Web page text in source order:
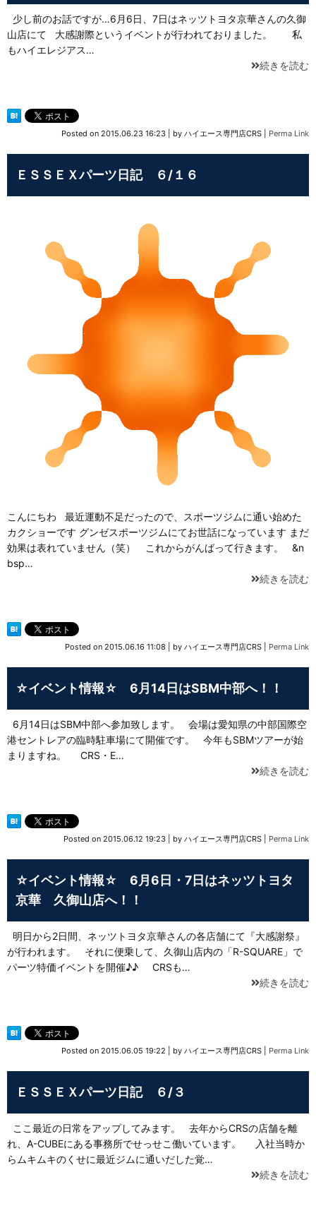
少し前のお話ですが…6月6日、7日はネッツトヨタ京華さんの久御
山店にて 大感謝際というイベントが行われておりました。 私
もハイエレジアス…
続きを読む
Posted on 2015.06.23 16:23 by ハイエース専門店CRS Perma Link
ＥＳＳＥＸパーツ日記 ６/１６
こんにちわ 最近運動不足だったので、スポーツジムに通い始めた
カクショーです グンゼスポーツジムにてお世話になっています まだ
効果は表れていません（笑） これからがんばって行きます。 &n
bsp…
続きを読む
Posted on 2015.06.16 11:08 by ハイエース専門店CRS Perma Link
☆イベント情報☆ 6月14日はSBM中部へ！！
6月14日はSBM中部へ参加致します。 会場は愛知県の中部国際空
港セントレアの臨時駐車場にて開催です。 今年もSBMツアーが始
まりますね。 CRS・E…
続きを読む
Posted on 2015.06.12 19:23 by ハイエース専門店CRS Perma Link
☆イベント情報☆ 6月6日・7日はネッツトヨタ
京華 久御山店へ！！
明日から2日間、ネッツトヨタ京華さんの各店舗にて『大感謝祭』
が行われます。 それに便乗して、久御山店内の「R-SQUARE」で
パーツ特価イベントを開催♪♪ CRSも…
続きを読む
Posted on 2015.06.05 19:22 by ハイエース専門店CRS Perma Link
ＥＳＳＥＸパーツ日記 ６/３
ここ最近の日常をアップしてみます。 去年からCRSの店舗を離
れ、A-CUBEにある事務所でせっせこ働いています。 入社当時か
らムキムキのくせに最近ジムに通いだした覚…
続きを読む